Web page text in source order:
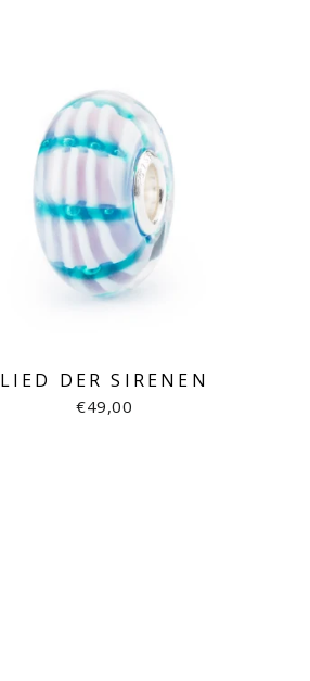
LIED DER SIRENEN
€49,00